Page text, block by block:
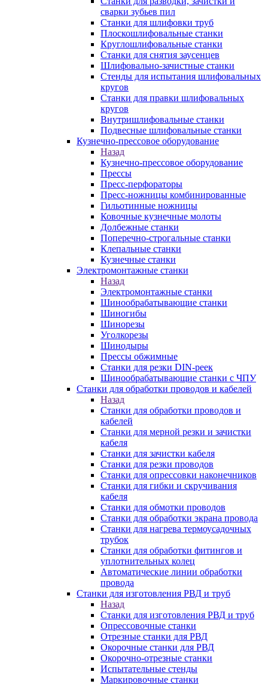
сварки зубьев пил
Станки для шлифовки труб
Плоскошлифовальные станки
Круглошлифовальные станки
Станки для снятия заусенцев
Шлифовально-зачистные станки
Стенды для испытания шлифовальных
кругов
Станки для правки шлифовальных
кругов
Внутришлифовальные станки
Подвесные шлифовальные станки
Кузнечно-прессовое оборудование
Назад
Кузнечно-прессовое оборудование
Прессы
Пресс-перфораторы
Пресс-ножницы комбинированные
Гильотинные ножницы
Ковочные кузнечные молоты
Долбежные станки
Поперечно-строгальные станки
Клепальные станки
Кузнечные станки
Электромонтажные станки
Назад
Электромонтажные станки
Шинообрабатывающие станки
Шиногибы
Шинорезы
Уголкорезы
Шинодыры
Прессы обжимные
Станки для резки DIN-реек
Шинообрабатывающие станки с ЧПУ
Станки для обработки проводов и кабелей
Назад
Станки для обработки проводов и
кабелей
Станки для мерной резки и зачистки
кабеля
Станки для зачистки кабеля
Станки для резки проводов
Станки для опрессовки наконечников
Станки для гибки и скручивания
кабеля
Станки для обмотки проводов
Станки для обработки экрана провода
Станки для нагрева термоусадочных
трубок
Станки для обработки фитингов и
уплотнительных колец
Автоматические линии обработки
провода
Станки для изготовления РВД и труб
Назад
Станки для изготовления РВД и труб
Опрессовочные станки
Отрезные станки для РВД
Окорочные станки для РВД
Окорочно-отрезные станки
Испытательные стенды
Маркировочные станки